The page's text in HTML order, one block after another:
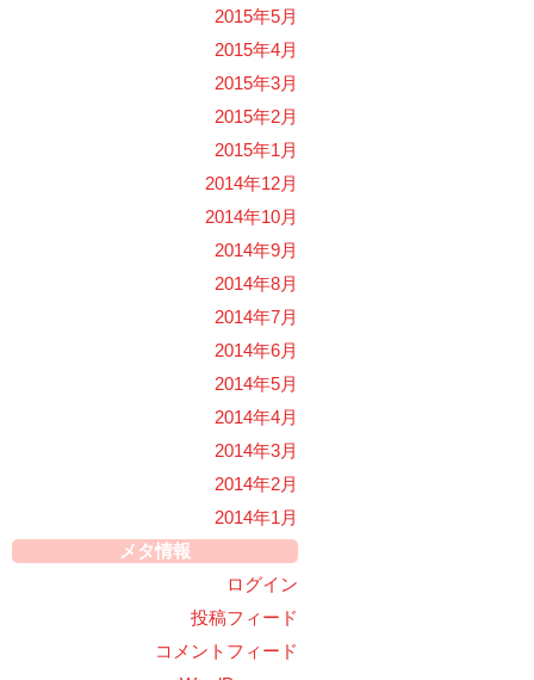
2015年5月
2015年4月
2015年3月
2015年2月
2015年1月
2014年12月
2014年10月
2014年9月
2014年8月
2014年7月
2014年6月
2014年5月
2014年4月
2014年3月
2014年2月
2014年1月
メタ情報
ログイン
投稿フィード
コメントフィード